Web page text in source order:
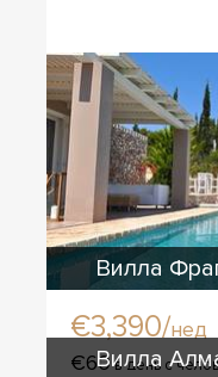
Вилла
€3,390/нед
€60в день с
Вилла